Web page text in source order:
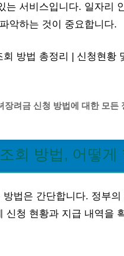
는 서비스입니다. 일자리
악하는 것이 중요합니다.
방법 총정리 | 신청현황
장려금 신청 방법에 대한 모든
회 방법, 어떻게
법은 간단합니다. 정부
신청 현황과 지급 내역을